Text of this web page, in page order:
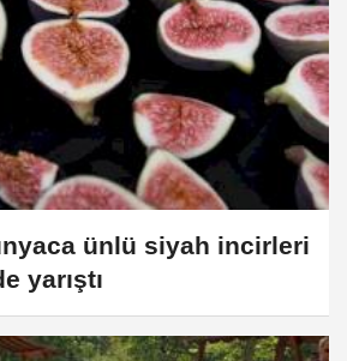
ünlü siyah incirleri
yarıştı